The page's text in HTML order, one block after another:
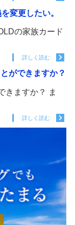
変更したい。
の家族カード
詳しく読む
ができますか？
きますか？ ま
詳しく読む